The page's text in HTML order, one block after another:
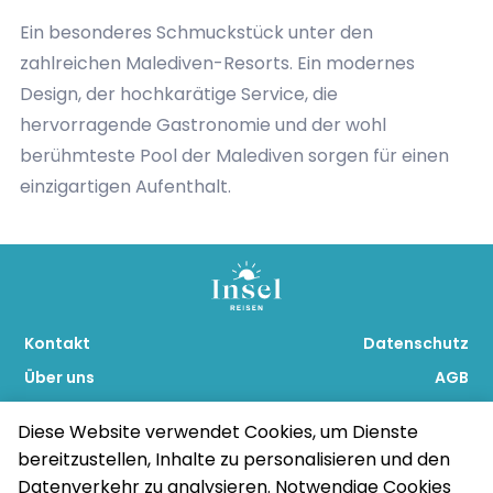
Diese Website verwendet Cookies, um Dienste
bereitzustellen, Inhalte zu personalisieren und den
Datenverkehr zu analysieren. Notwendige Cookies
– werden fangfrische Fische wie auch
Meeresfrüchte serviert. Das japanische Restaurant
„Kata“ offeriert eine große Auswahl an japanischen
Gerichten, Sushi, Sashimi und vieles mehr. Die Bar
„Onu Onu“ ist das pulsierende Herz des Resorts und
der perfekte Ort um einen exotischen Drink zu
besonderen Orten im Resort zu speisen. Wie wäre
es z.B. mit einem romantischen Dinner am Strand
bei Sonnenuntergang? Selbstverständlich wird auch
Room Service angeboten. Wer gerne auf dieser
Trauminsel heiraten möchte oder sein
Eheversprechen erneuern möchte kann aus
verschiedenen Hochzeitspaketen wählen.
Nachhaltigkeit und Verantwortung wird im Resort
Ein besonderes Schmuckstück unter den
zahlreichen Malediven-Resorts. Ein modernes
Design, der hochkarätige Service, die
hervorragende Gastronomie und der wohl
berühmteste Pool der Malediven sorgen für einen
einzigartigen Aufenthalt.
Kontakt
Über uns
Datenschutz
AGB